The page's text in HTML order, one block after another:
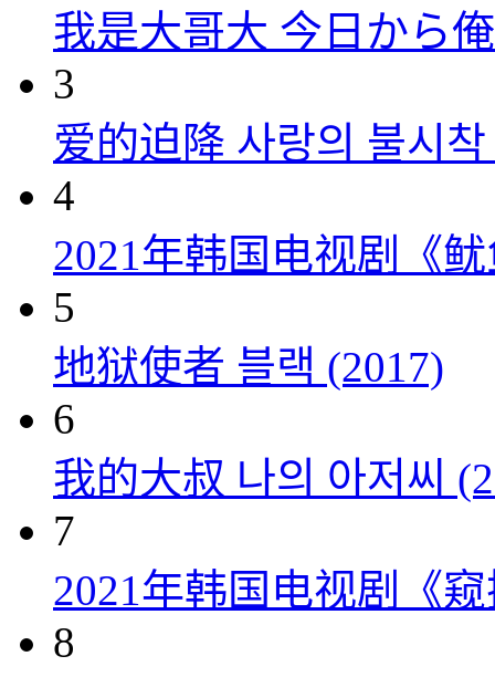
我是大哥大 今日から
3
爱的迫降 사랑의 불시
4
2021年韩国电视剧《
5
地狱使者 블랙 (2017)
6
我的大叔 나의 아저씨
7
2021年韩国电视剧《
8